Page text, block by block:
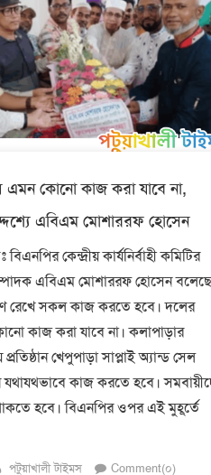
এমন কোনো কাজ করা যাবে না,
এবিএম মোশাররফ হোসেন
বিএনপির কেন্দ্রীয় কার্যনির্বাহী কমিটির
এবিএম মোশাররফ হোসেন
রেখে সকল কাজ করতে হবে। দলের
কাজ করা যাবে না। কলাপাড়ার
খেপুপাড়া সাপ্লাই অ্যান্ড সেল
যথাযথভাবে কাজ করতে হবে।
থাকতে হবে। বিএনপির ওপর এই মুহূর্তে
Author
পটুয়াখালী টাইমস Comment(০)